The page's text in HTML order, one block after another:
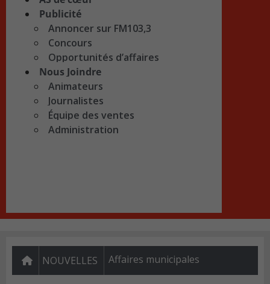
Publicité
Annoncer sur FM103,3
Concours
Opportunités d’affaires
Nous Joindre
Animateurs
Journalistes
Équipe des ventes
Administration
NOUVELLES Affaires municipales